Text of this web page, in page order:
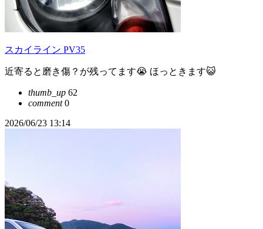
スカイライン PV35
近寄ると磨き傷？が残ってます😭 ほっときます😺
thumb_up 62
comment0
2026/06/23 13:14